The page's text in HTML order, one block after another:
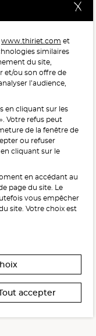
clients : catégorie surgelés. Étude
CINQ FRUITS ET
à consommer
alcooliques
18 ans
au moment
1 ET L. 3353-3
www.thiriet.com et
similaires
du site,
et/ou son offre de
l’audience,
en cliquant sur les
Votre refus peut
de la fenêtre de
ou refuser
cliquant sur le
en accédant au
page du site. Le
vous empêcher
site. Votre choix est
accepter